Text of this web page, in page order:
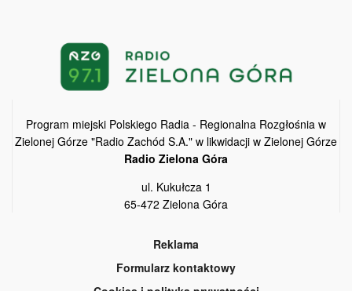
Program miejski Polskiego Radia - Regionalna Rozgłośnia w
Zielonej Górze "Radio Zachód S.A." w likwidacji w Zielonej Górze
Radio Zielona Góra
ul. Kukułcza 1
65-472 Zielona Góra
Reklama
Formularz kontaktowy